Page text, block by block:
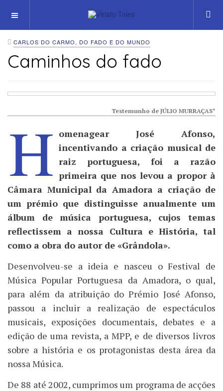
OFF CANVAS
CARLOS DO CARMO, DO FADO E DO MUNDO
Caminhos do fado
Testemunho de JÚLIO MURRAÇAS*
H omenagear José Afonso,
incentivando a criação musical de
raiz portuguesa, foi a razão
primeira que nos levou a propor à
Câmara Municipal da Amadora a criação de
um prémio que distinguisse anualmente um
álbum de música portuguesa, cujos temas
reflectissem a nossa Cultura e História, tal
como a obra do autor de «Grândola».
Desenvolveu-se a ideia e nasceu o Festival de
Música Popular Portuguesa da Amadora, o qual,
para além da atribuição do Prémio José Afonso,
passou a incluir a realização de espectáculos
musicais, exposições documentais, debates e a
edição de uma revista, a MPP, e de diversos livros
sobre a história e os protagonistas desta área da
nossa Música.
De 88 até 2002, cumprimos um programa de acções